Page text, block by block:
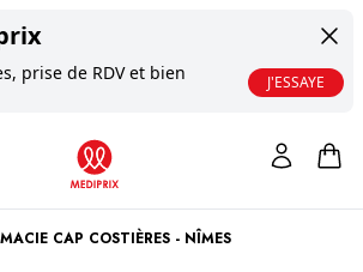
prise de RDV et bien
J'ESSAYE
CAP COSTIÈRES - NÎMES